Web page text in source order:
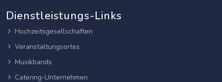
Dienstleistungs-Links
Hochzeitsgesellschaften
Veranstaltungsortes
Musikbands
Catering-Unternehmen